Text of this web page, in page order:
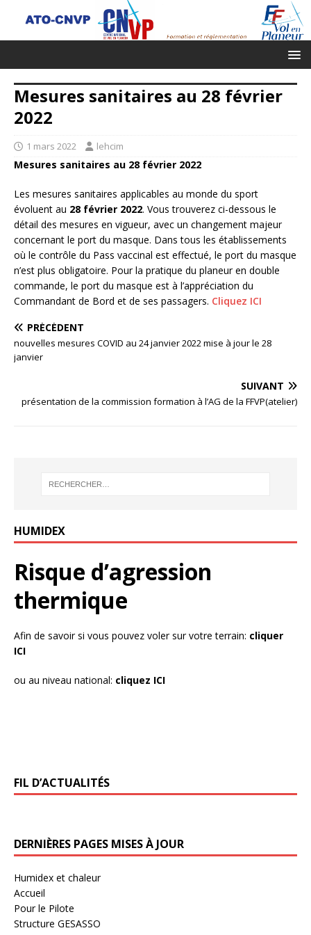
Mesures sanitaires au 28 février
2022
1 mars 2022 lehcim
Mesures sanitaires au 28 février 2022
Les mesures sanitaires applicables au monde du sport
évoluent au 28 février 2022. Vous trouverez ci-dessous le
détail des mesures en vigueur, avec un changement majeur
concernant le port du masque. Dans tous les établissements
où le contrôle du Pass vaccinal est effectué, le port du masque
n’est plus obligatoire. Pour la pratique du planeur en double
commande, le port du masque est à l’appréciation du
Commandant de Bord et de ses passagers. Cliquez ICI
PRÉCÉDENT
nouvelles mesures COVID au 24 janvier 2022 mise à jour le 28
janvier
SUIVANT
présentation de la commission formation à l’AG de la FFVP(atelier)
HUMIDEX
Risque d’agression
thermique
Afin de savoir si vous pouvez voler sur votre terrain: cliquer
ICI
ou au niveau national: cliquez ICI
FIL D’ACTUALITÉS
DERNIÈRES PAGES MISES À JOUR
Humidex et chaleur
Accueil
Pour le Pilote
Structure GESASSO